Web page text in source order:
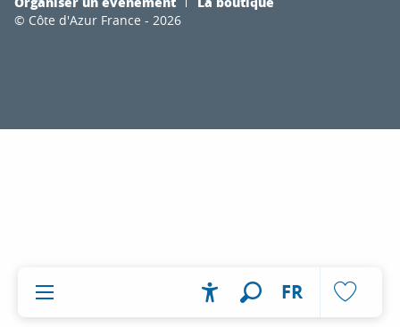
FR
© Côte d'Azur France - 2026